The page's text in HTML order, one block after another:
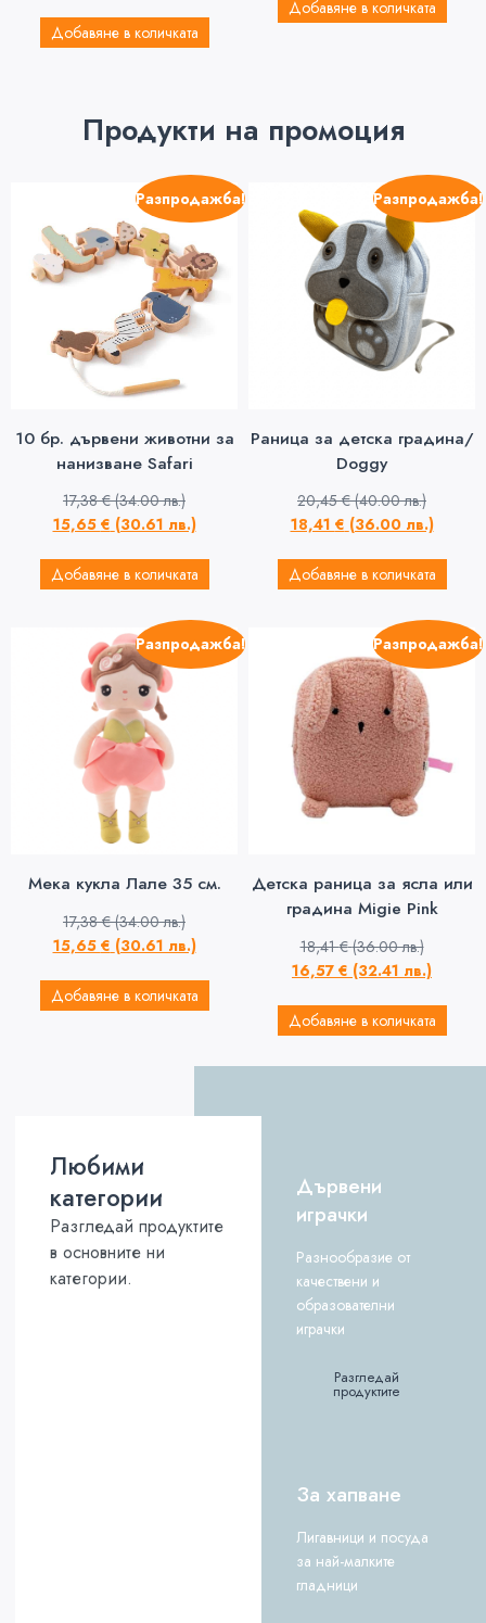
Добавяне в количката
Добавяне в количката
Продукти на промоция
Разпродажба!
10 бр. дървени животни за
нанизване Safari
17,38€ (34.00 лв.)
15,65 € (30.61 лв.)
Добавяне в количката
Разпродажба!
Раница за детска градина/
Doggy
20,45€ (40.00 лв.)
18,41 € (36.00 лв.)
Добавяне в количката
Разпродажба!
Мека кукла Лале 35 см.
17,38€ (34.00 лв.)
15,65 € (30.61 лв.)
Добавяне в количката
Разпродажба!
Детска раница за ясла или
градина Migie Pink
18,41€ (36.00 лв.)
16,57 € (32.41 лв.)
Добавяне в количката
Любими
категории
Разгледай продуктите
в основните ни
категории.
Дървени
играчки
Разнообразие от
качествени и
образователни
играчки
Разгледай
продуктите
За хапване
Лигавници и посуда
за най-малките
гладници